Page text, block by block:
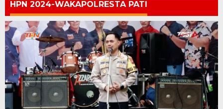
HPN 2024-WAKAPOLRESTA PATI